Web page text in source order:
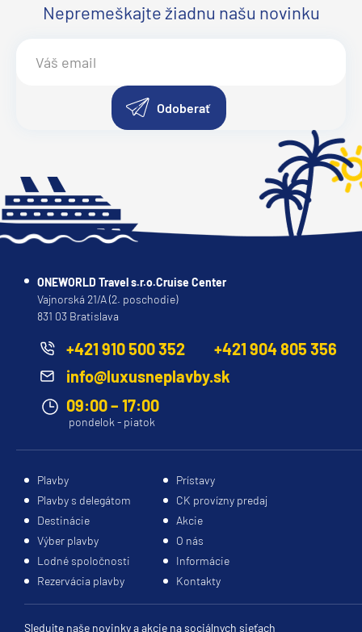
Nepremeškajte žiadnu našu novinku
Odoberať
ONEWORLD Travel s.r.o.Cruise Center
Vajnorská 21/A (2. poschodie)
831 03 Bratislava
+421 910 500 352
+421 904 805 356
info@luxusneplavby.sk
09:00 – 17:00
pondelok - piatok
Plavby
Prístavy
Plavby s delegátom
CK provízny predaj
Destinácie
Akcie
Výber plavby
O nás
Lodné spoločnosti
Informácie
Rezervácia plavby
Kontakty
Sledujte naše novinky a akcie na sociálnych sieťach